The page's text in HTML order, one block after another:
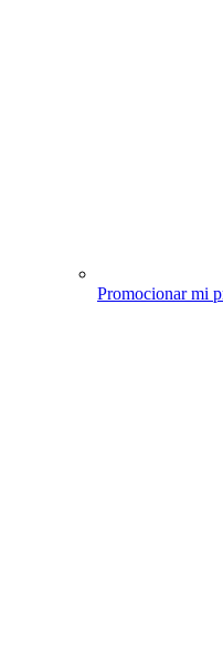
Promocionar mi